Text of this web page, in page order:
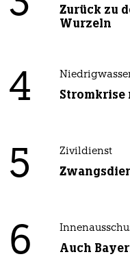
Zurück zu
Wurzeln
4 Stromkrise
5 Zivildienst
6 Auch